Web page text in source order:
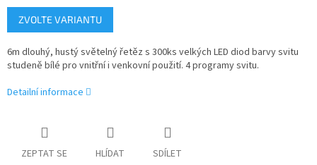
Měrná
cena:
ZVOLTE VARIANTU
6m dlouhý, hustý světelný řetěz s 300ks velkých LED diod barvy svitu
studeně bílé pro vnitřní i venkovní použití. 4 programy svitu.
Detailní informace
ZEPTAT SE HLÍDAT SDÍLET